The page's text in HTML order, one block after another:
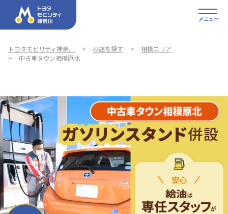
メニュー
トヨタモビリティ神奈川 お店を探す
相模エリア
中古車タウン相模原北